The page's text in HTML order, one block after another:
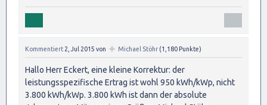
Kommentiert 2, Jul 2015 von ✦ Michael Stöhr (1,180 Punkte)
Hallo Herr Eckert, eine kleine Korrektur: der
leistungsspezifische Ertrag ist wohl 950 kWh/kWp, nicht
3.800 kWh/kWp. 3.800 kWh ist dann der absolute